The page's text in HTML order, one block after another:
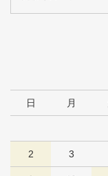
日 月
2 3